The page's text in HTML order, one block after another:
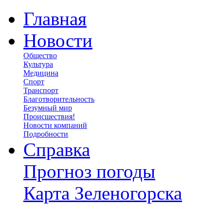
Главная
Новости
Общество
Культура
Медицина
Спорт
Транспорт
Благотворительность
Безумный мир
Происшествия!
Новости компаний
Подробности
Справка
Прогноз погоды
Карта Зеленогорска